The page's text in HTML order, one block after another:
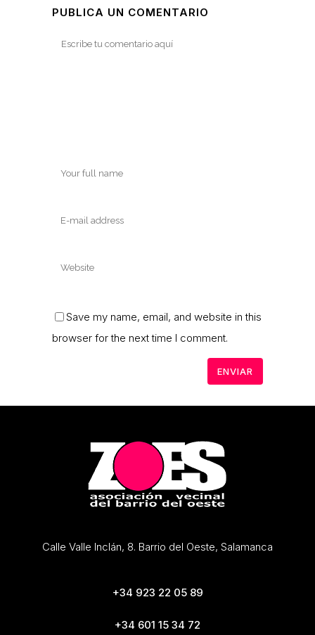
PUBLICA UN COMENTARIO
Save my name, email, and website in this
browser for the next time I comment.
Calle Valle Inclán, 8. Barrio del Oeste, Salamanca
+34 923 22 05 89
+34 601 15 34 72